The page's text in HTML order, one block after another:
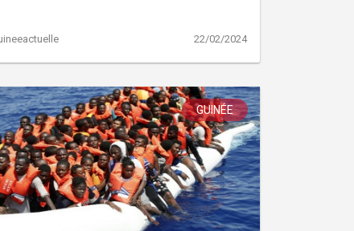
22/02/2024
GUINÉE